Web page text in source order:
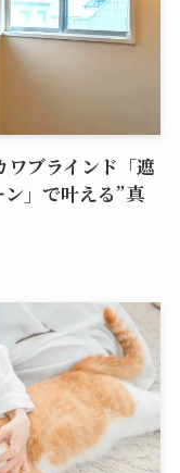
ワブラインド「遮
」で叶える”真